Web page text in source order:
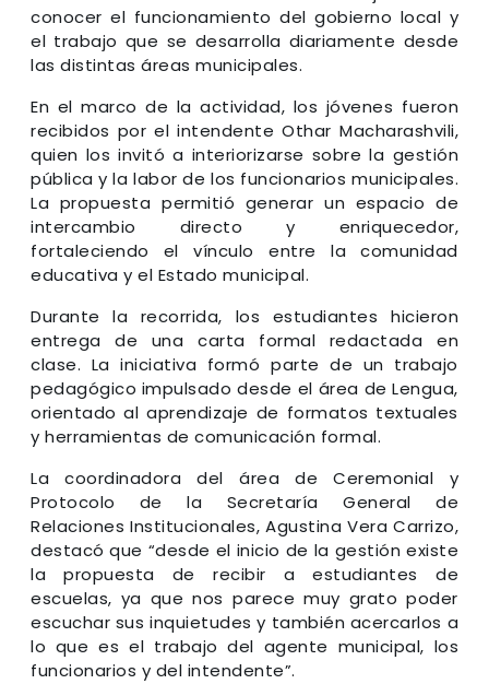
conocer el funcionamiento del gobierno local y
el trabajo que se desarrolla diariamente desde
las distintas áreas municipales.
En el marco de la actividad, los jóvenes fueron
recibidos por el intendente Othar Macharashvili,
quien los invitó a interiorizarse sobre la gestión
pública y la labor de los funcionarios municipales.
La propuesta permitió generar un espacio de
intercambio directo y enriquecedor,
fortaleciendo el vínculo entre la comunidad
educativa y el Estado municipal.
Durante la recorrida, los estudiantes hicieron
entrega de una carta formal redactada en
clase. La iniciativa formó parte de un trabajo
pedagógico impulsado desde el área de Lengua,
orientado al aprendizaje de formatos textuales
y herramientas de comunicación formal.
La coordinadora del área de Ceremonial y
Protocolo de la Secretaría General de
Relaciones Institucionales, Agustina Vera Carrizo,
destacó que “desde el inicio de la gestión existe
la propuesta de recibir a estudiantes de
escuelas, ya que nos parece muy grato poder
escuchar sus inquietudes y también acercarlos a
lo que es el trabajo del agente municipal, los
funcionarios y del intendente”.